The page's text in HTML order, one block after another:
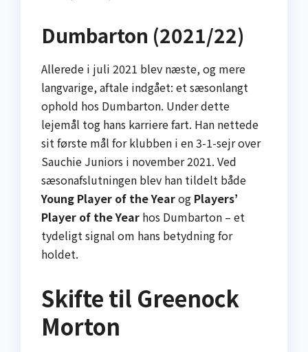
Dumbarton (2021/22)
Allerede i juli 2021 blev næste, og mere
langvarige, aftale indgået: et sæsonlangt
ophold hos Dumbarton. Under dette
lejemål tog hans karriere fart. Han nettede
sit første mål for klubben i en 3-1-sejr over
Sauchie Juniors i november 2021. Ved
sæsonafslutningen blev han tildelt både
Young Player of the Yearog Players’
Player of the Year hos Dumbarton – et
tydeligt signal om hans betydning for
holdet.
Skifte til Greenock
Morton